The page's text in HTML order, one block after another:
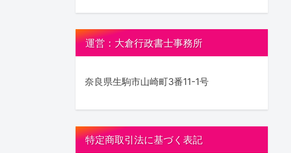
運営：大倉行政書士事務所
奈良県生駒市山崎町3番11-1号
特定商取引法に基づく表記